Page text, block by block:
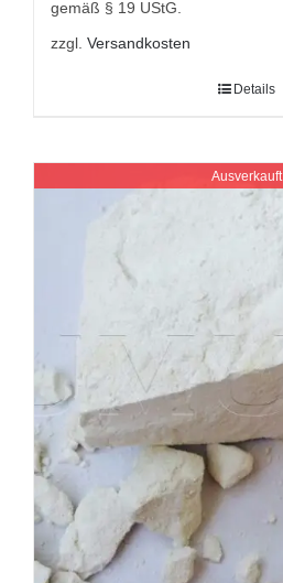
gemäß § 19 UStG.
zzgl. Versandkosten
Details
Ausverkauft